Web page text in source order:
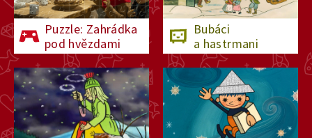
Puzzle: Zahrádka
pod hvězdami
Bubáci
a hastrmani